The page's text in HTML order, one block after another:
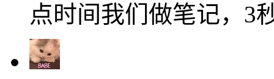
点时间我们做笔记，3